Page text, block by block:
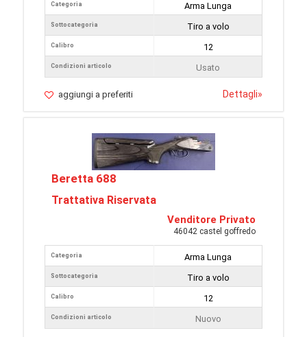
Categoria
Sottocategoria
Calibro
Condizioni articolo
Arma Lunga
Tiro a volo
12
Usato
aggiungi a preferiti Dettagli»
Beretta 688
Trattativa Riservata
Venditore Privato
46042 castel goffredo
Categoria
Sottocategoria
Calibro
Condizioni articolo
Arma Lunga
Tiro a volo
12
Nuovo